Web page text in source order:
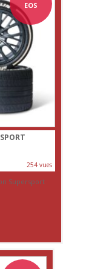
EOS
254 vues
Supersport